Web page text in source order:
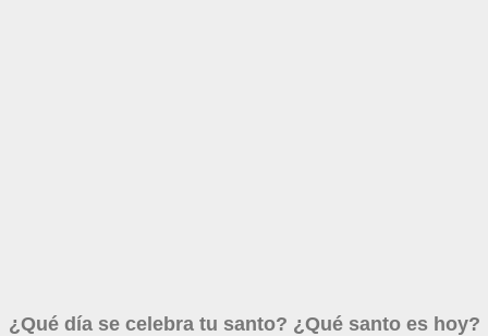
¿Qué día se celebra tu santo? ¿Qué santo es hoy?